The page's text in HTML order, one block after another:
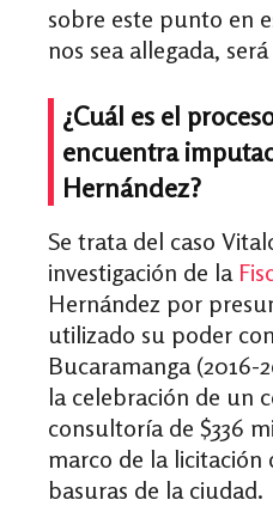
sobre este punto en
nos sea allegada,
¿Cuál es el
encuentra
Hernández?
Se trata del caso
investigación de la
Hernández por
utilizado su poder
Bucaramanga (2016-
la celebración de un
consultoría de $336
marco de la licitación
basuras de la ciudad.